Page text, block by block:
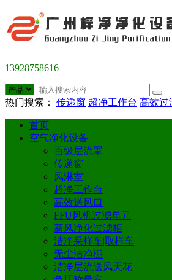
13928758616
热门搜索： 传递窗 超净工作台 高效过
首页
空气净化设备
百级层流罩
传递窗
风淋室
超净工作台
高效送风口
FFU风机过滤单元
新风净化过滤柜
洁净采样车|取样车
无尘洁净棚
洁净层流送风天花